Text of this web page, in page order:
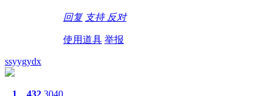
回复 支持 反对
使用道具 举报
ssyygydx
1 432 3040